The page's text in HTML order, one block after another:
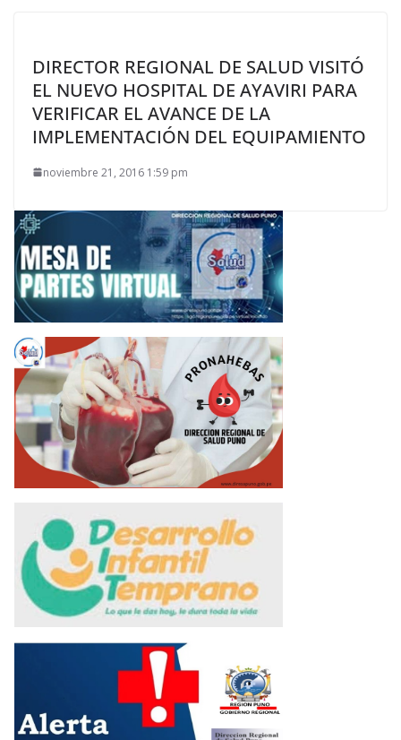
DIRECTOR REGIONAL DE SALUD VISITÓ
EL NUEVO HOSPITAL DE AYAVIRI PARA
VERIFICAR EL AVANCE DE LA
IMPLEMENTACIÓN DEL EQUIPAMIENTO
noviembre 21, 2016 1:59 pm